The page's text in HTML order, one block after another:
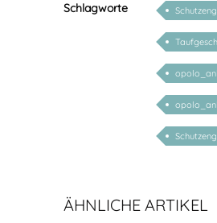
Schlagworte
ÄHNLICHE ARTIKEL